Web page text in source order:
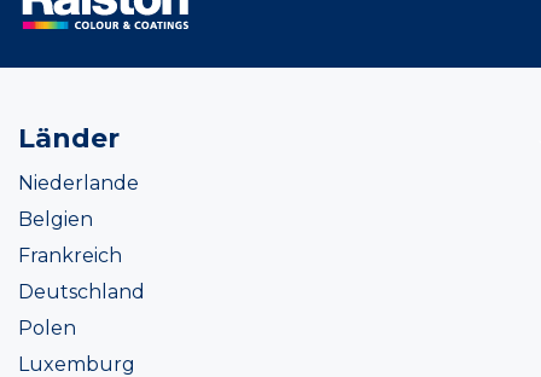
Länder
Niederlande
Belgien
Frankreich
Deutschland
Polen
Luxemburg